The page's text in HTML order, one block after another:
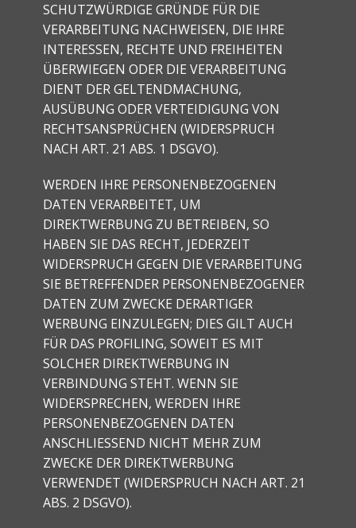
SCHUTZWÜRDIGE GRÜNDE FÜR DIE
VERARBEITUNG NACHWEISEN, DIE IHRE
INTERESSEN, RECHTE UND FREIHEITEN
ÜBERWIEGEN ODER DIE VERARBEITUNG
DIENT DER GELTENDMACHUNG,
AUSÜBUNG ODER VERTEIDIGUNG VON
RECHTSANSPRÜCHEN (WIDERSPRUCH
NACH ART. 21 ABS. 1 DSGVO).
WERDEN IHRE PERSONENBEZOGENEN
DATEN VERARBEITET, UM
DIREKTWERBUNG ZU BETREIBEN, SO
HABEN SIE DAS RECHT, JEDERZEIT
WIDERSPRUCH GEGEN DIE VERARBEITUNG
SIE BETREFFENDER PERSONENBEZOGENER
DATEN ZUM ZWECKE DERARTIGER
WERBUNG EINZULEGEN; DIES GILT AUCH
FÜR DAS PROFILING, SOWEIT ES MIT
SOLCHER DIREKTWERBUNG IN
VERBINDUNG STEHT. WENN SIE
WIDERSPRECHEN, WERDEN IHRE
PERSONENBEZOGENEN DATEN
ANSCHLIESSEND NICHT MEHR ZUM
ZWECKE DER DIREKTWERBUNG
VERWENDET (WIDERSPRUCH NACH ART. 21
ABS. 2 DSGVO).